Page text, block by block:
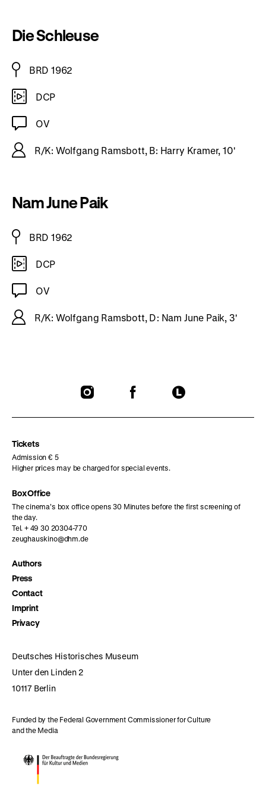
Die Schleuse
BRD 1962
DCP
OV
R/K: Wolfgang Ramsbott, B: Harry Kramer, 10'
Nam June Paik
BRD 1962
DCP
OV
R/K: Wolfgang Ramsbott, D: Nam June Paik, 3'
To
To
To
Tickets
Admission € 5
Higher prices may be charged for special events.
Box Office
The cinema’s box office opens 30 Minutes before the first screening of
the day.
Tel. + 49 30 20304-770
zeughauskino@dhm.de
Authors
Press
Contact
Imprint
Privacy
Deutsches Historisches Museum
Unter den Linden 2
10117 Berlin
Funded by the Federal Government Commissioner for Culture
and the Media